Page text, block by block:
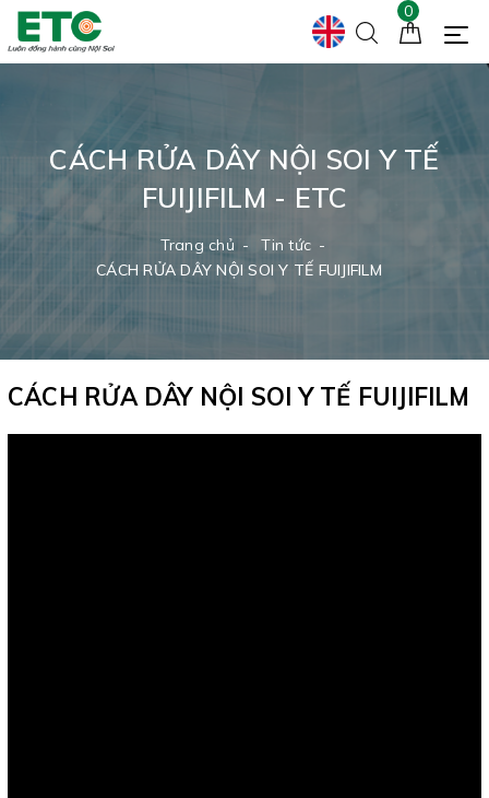
0
CÁCH RỬA DÂY NỘI SOI Y TẾ
FUIJIFILM - ETC
Trang chủ
Tin tức
CÁCH RỬA DÂY NỘI SOI Y TẾ FUIJIFILM
CÁCH RỬA DÂY NỘI SOI Y TẾ FUIJIFILM